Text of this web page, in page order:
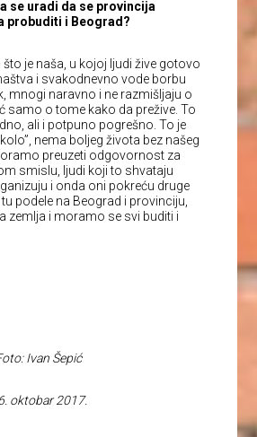
se uradi da se provincija
probuditi i Beograd?
je naša, u kojoj ljudi žive gotovo
i svakodnevno vode borbu
mnogi naravno i ne razmišljaju o
samo o tome kako da prežive. To
ali i potpuno pogrešno. To je
nema boljeg života bez našeg
preuzeti odgovornost za
smislu, ljudi koji to shvataju
i onda oni pokreću druge
tu podele na Beograd i provinciju,
zemlja i moramo se svi buditi i
Ivan Šepić
oktobar 2017.